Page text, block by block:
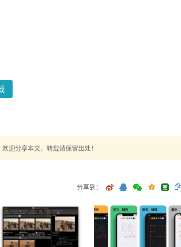
迎分享本文，转载请保留出处！
分享到：